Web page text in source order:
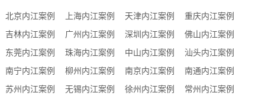
北京内江案例 上海内江案例 天津内江案例
重庆内江案例
吉林内江案例
广州内江案例 深圳内江案例
佛山内江案例
东莞内江案例
珠海内江案例 中山内江案例
汕头内江案例
南宁内江案例
柳州内江案例 南京内江案例
南通内江案例
苏州内江案例
无锡内江案例 徐州内江案例
常州内江案例